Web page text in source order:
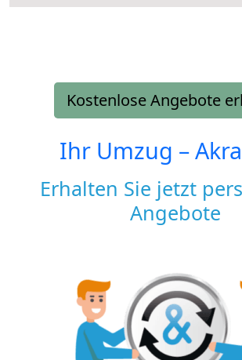
Kostenlose Angebote
Ihr Umzug –
Erhalten Sie jetzt
Angebote